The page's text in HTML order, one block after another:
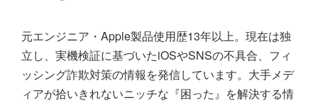
元エンジニア・Apple製品使用歴13年以上。現在は独
立し、実機検証に基づいたiOSやSNSの不具合、フィ
ッシング詐欺対策の情報を発信しています。大手メデ
ィアが拾いきれないニッチな『困った』を解決する情